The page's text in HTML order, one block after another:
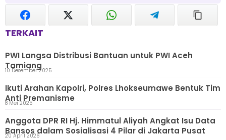
TERKAIT
PWI Langsa Distribusi Bantuan untuk PWI Aceh
Tamiang10 Desember 2025
Ikuti Arahan Kapolri, Polres Lhokseumawe Bentuk Tim
Anti Premanisme
8 Mei 2025
Anggota DPR RI Hj. Himmatul Aliyah Angkat Isu Data
Bansos dalam Sosialisasi 4 Pilar di Jakarta Pusat
20 April 2026